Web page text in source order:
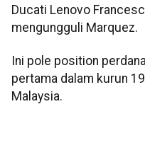
Ducati Lenovo
mengungguli Marquez.
Ini pole position
pertama dalam kurun
Malaysia.